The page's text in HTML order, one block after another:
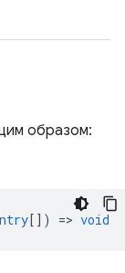
образом:
[]) => void